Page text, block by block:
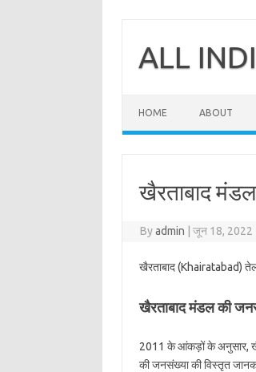
contentALL
HOME ABOUT
खैरताबाद मंडल
Byadmin जून 18, 2022
खैरताबाद (Khairatabad)
खैरताबाद मंडल की
2011 के आंकड़ों के अनुसार,
की जनसंख्या की विस्तृत